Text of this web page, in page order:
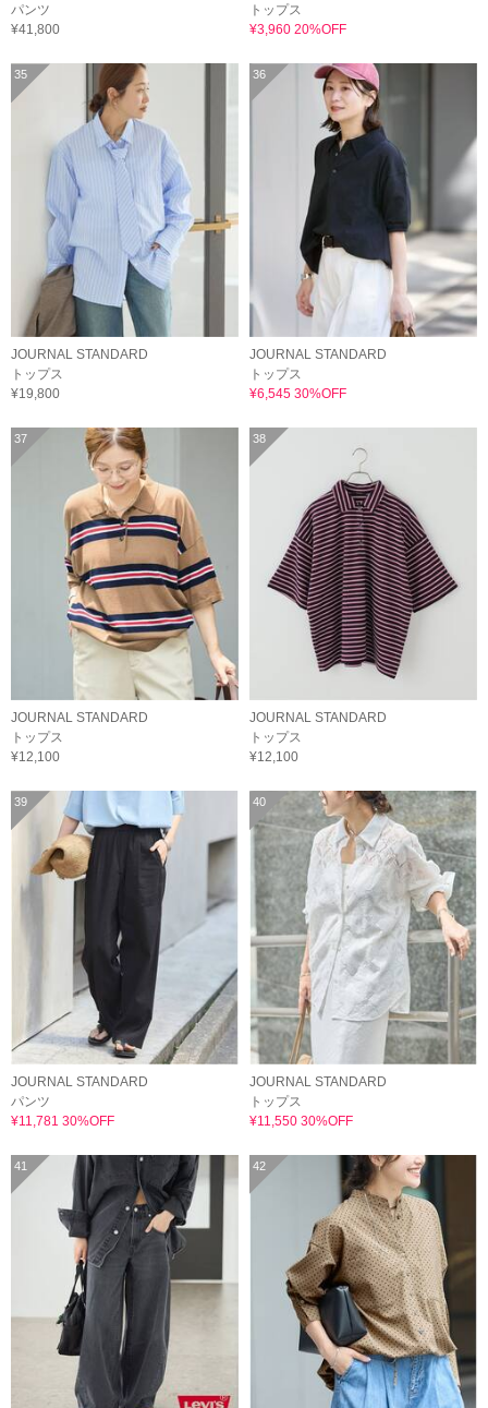
パンツ
¥41,800
トップス
¥3,960 20%OFF
35
JOURNAL STANDARD
トップス
¥19,800
36
JOURNAL STANDARD
トップス
¥6,545 30%OFF
37
JOURNAL STANDARD
トップス
¥12,100
38
JOURNAL STANDARD
トップス
¥12,100
39
JOURNAL STANDARD
パンツ
¥11,781 30%OFF
40
JOURNAL STANDARD
トップス
¥11,550 30%OFF
41 42